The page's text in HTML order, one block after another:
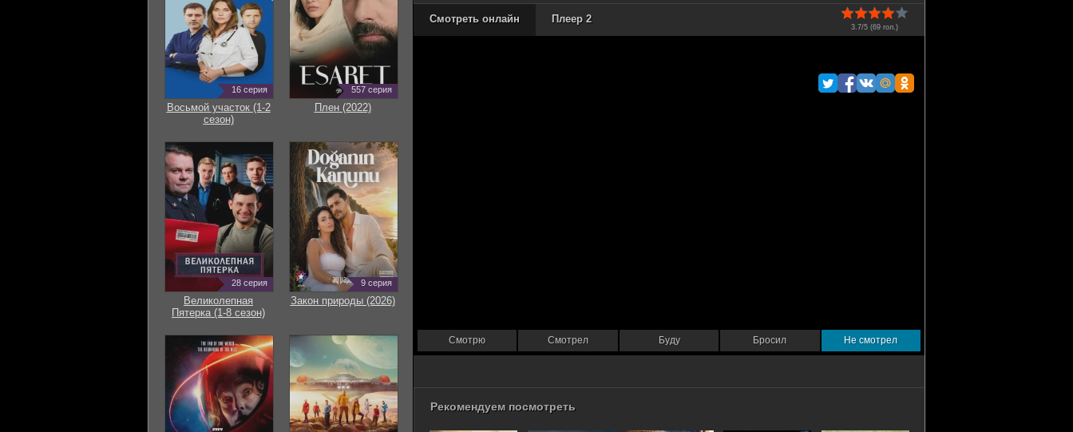
3.7/5 (69 гол.)
Смотреть онлайн Плеер 2
Смотрю Смотрел Буду Бросил Не смотрел
Рекомендуем посмотреть
16 серия
Восьмой участок (1-2
сезон)
557 серия
Плен (2022)
28 серия
Великолепная
Пятерка (1-8 сезон)
9 серия
Закон природы (2026)